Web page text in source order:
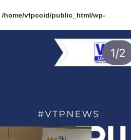
/home/vtpcoid/public_html/wp-